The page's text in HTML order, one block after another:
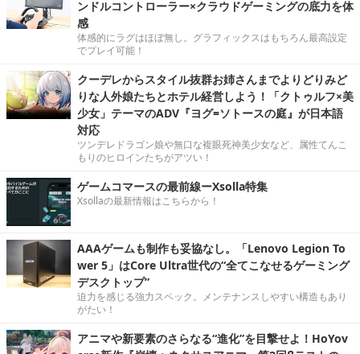
ンドルコントローラー×クラウドゲーミングの底力を体
感
体感的にラグはほぼ無し。グラフィックスはもちろん最高設定
でプレイ可能！
クーデレからスタイル抜群お姉さんまでよりどりみど
りな人外娘たちとホテル経営しよう！「クトゥルフ×美
少女」テーマのADV『ヨグ=ソトースの庭』が日本語
対応
ツンデレドラゴン娘や無口な複眼死神美少女など、属性てんこ
もりのヒロインたちがアツい！
ゲームコマースの最前線ーXsolla特集
Xsollaの最新情報はこちらから！
AAAゲームも制作も妥協なし。「Lenovo Legion To
wer 5」はCore Ultra世代の“全てこなせるゲーミング
デスクトップ”
迫力を感じる強力スペック。メンテナンスしやすい構造もあり
がたい！
アニマや新要素のさらなる“進化”を目撃せよ！HoYov